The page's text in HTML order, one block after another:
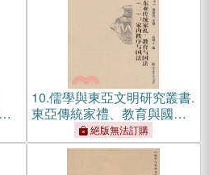
10.儒學與東亞文明研究叢書.
東亞傳統家禮、教育與國法
（二）：家內秩序與國法
（簡體書）
絕版無法訂購